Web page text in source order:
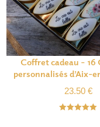
Coffret cadeau – 16
personnalisés d’Aix-
23.50 €